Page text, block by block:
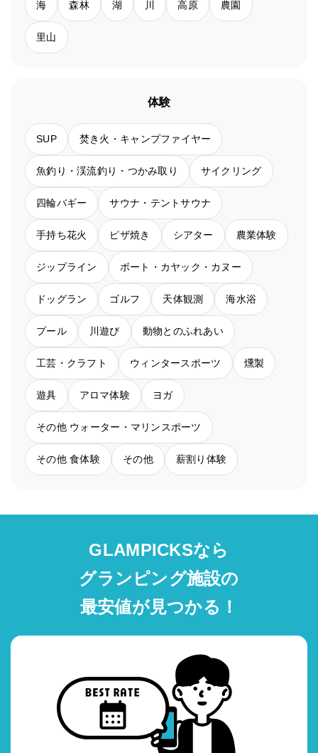
海 森林 湖 川 高原 農園
里山
体験
SUP 焚き火・キャンプファイヤー
魚釣り・渓流釣り・つかみ取り サイクリング
四輪バギー サウナ・テントサウナ
手持ち花火 ピザ焼き シアター 農業体験
ジップライン ボート・カヤック・カヌー
ドッグラン ゴルフ 天体観測 海水浴
プール 川遊び 動物とのふれあい
工芸・クラフト ウィンタースポーツ 燻製
遊具 アロマ体験 ヨガ
その他 ウォーター・マリンスポーツ
その他 食体験 その他 薪割り体験
GLAMPICKSなら
グランピング施設の
最安値が見つかる！